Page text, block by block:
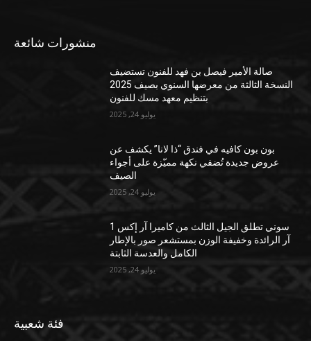
منشورات شائعة
صالة الأمير فيصل بن فهد للفنون تستضيف
النسخة الثالثة من معرضها السنوي بصيف 2025
بتنظيم معهد مسك للفنون
يوليو 24, 2025
بون بون كافيه في فندق “ذا لانا” يكشف عن
عروض جديدة تُضفي نكهة مميّزة على أجواء
الصيف
يوليو 24, 2025
سوني تطلق الجيل الثالث من كاميرا آر إكس 1
آر الرائدة وخفيفة الوزن بمستشعر صور بالإطار
الكامل والعدسة الثابتة
يوليو 24, 2025
فئة شعبية